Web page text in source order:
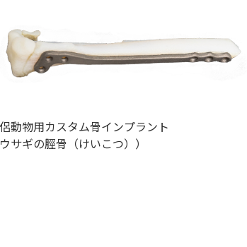
動物用カスタム骨インプラント
ウサギの脛骨（けいこつ））